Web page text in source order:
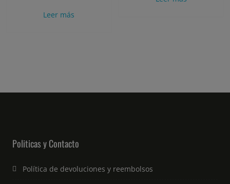
era:
Leer más
Politicas y Contacto
Política de devoluciones y reembolsos